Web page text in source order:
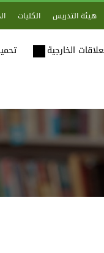
هيئة التدريس الكليات
الخارجية